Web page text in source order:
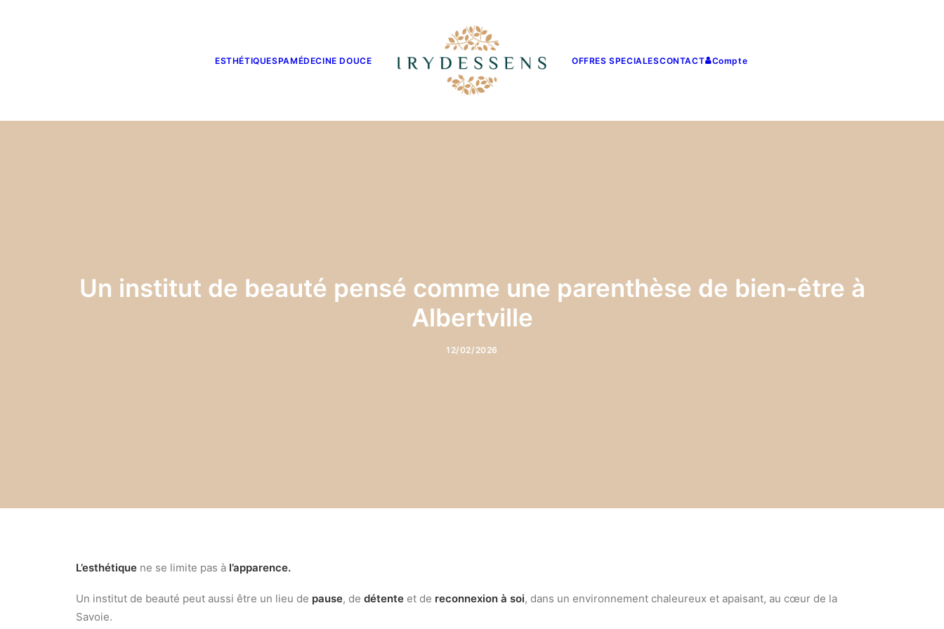
ESTHÉTIQUESPAMÉDECINE DOUCE OFFRES SPECIALESCONTACT Compte
Un institut de beauté pensé comme une parenthèse de bien-être à
Albertville
12/02/2026
L’esthétique ne se limite pas à l’apparence.
Un institut de beauté peut aussi être un lieu de pause, de détente et de reconnexion à soi, dans un environnement chaleureux et apaisant, au cœur de la
Savoie.